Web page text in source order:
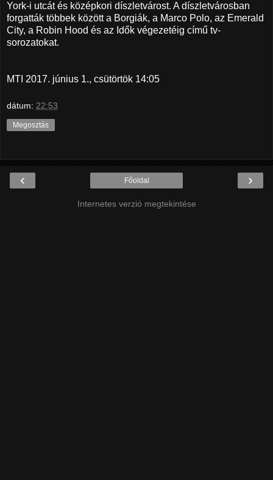
York-i utcát és középkori díszletvárost. A díszletvárosban
forgatták többek között a Borgiák, a Marco Polo, az Emerald
City, a Robin Hood és az Idők végezetéig című tv-
sorozatokat.
MTI 2017. június 1., csütörtök 14:05
dátum: 22:53
Megosztás
‹ ›
Főoldal
Internetes verzió megtekintése